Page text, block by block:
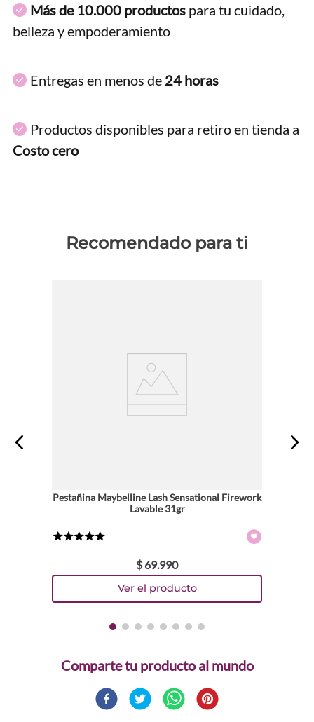
Más de 10.000 productos para tu cuidado,
belleza y empoderamiento
Entregas en menos de 24 horas
Productos disponibles para retiro en tienda a
Costo cero
Recomendado para ti
Pestañina Maybelline Lash Sensational Firework
Lavable 31gr
$ 69.990
Comparte